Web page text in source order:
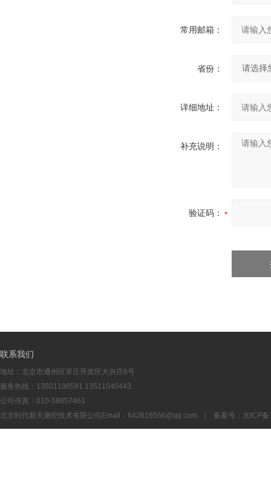
常用邮箱：
省份：
详细地址：
补充说明：
验证码：
联系我们
地址：北京市通州区宋庄开发区大兴庄6号
服务热线：13601196591 13511040443
公司传真：010-58857461
北京时代新天测控技术有限公司Email： 642616556@qq.com | 备案号： 京ICP